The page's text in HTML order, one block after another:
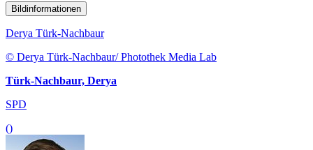
Bildinformationen
Derya Türk-Nachbaur
© Derya Türk-Nachbaur/ Photothek Media Lab
Türk-Nachbaur, Derya
SPD
()